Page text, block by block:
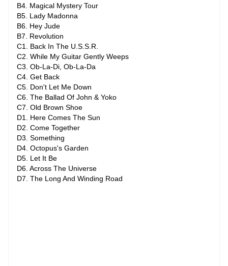
B4. Magical Mystery Tour
B5. Lady Madonna
B6. Hey Jude
B7. Revolution
C1. Back In The U.S.S.R.
C2. While My Guitar Gently Weeps
C3. Ob-La-Di, Ob-La-Da
C4. Get Back
C5. Don't Let Me Down
C6. The Ballad Of John & Yoko
C7. Old Brown Shoe
D1. Here Comes The Sun
D2. Come Together
D3. Something
D4. Octopus's Garden
D5. Let It Be
D6. Across The Universe
D7. The Long And Winding Road